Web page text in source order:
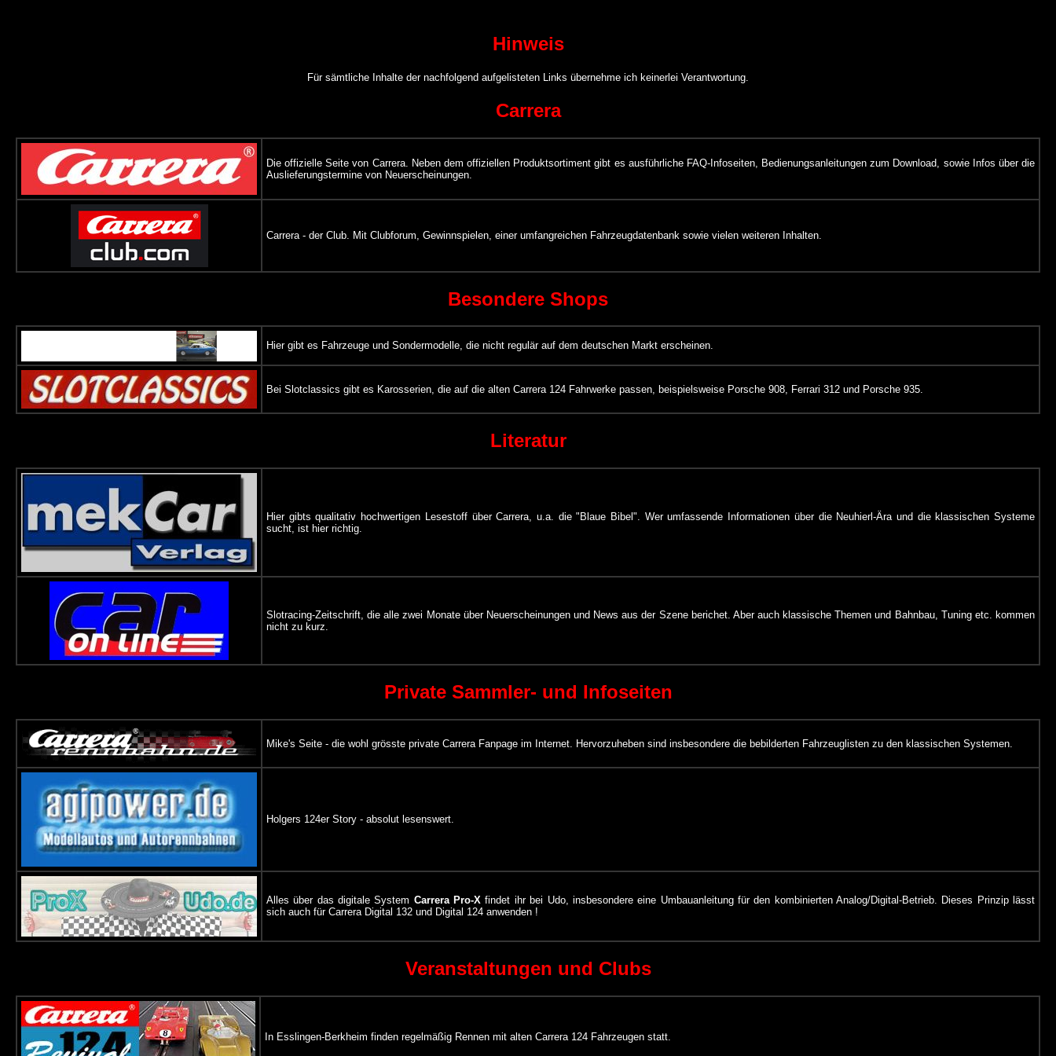
Hinweis
Für sämtliche Inhalte der nachfolgend aufgelisteten Links übernehme ich keinerlei Verantwortung.
Carrera
Die offizielle Seite von Carrera. Neben dem offiziellen Produktsortiment gibt es ausführliche FAQ-Infoseiten, Bedienungsanleitungen zum Download, sowie Infos über die
Auslieferungstermine von Neuerscheinungen.
Carrera - der Club. Mit Clubforum, Gewinnspielen, einer umfangreichen Fahrzeugdatenbank sowie vielen weiteren Inhalten.
Besondere Shops
Hier gibt es Fahrzeuge und Sondermodelle, die nicht regulär auf dem deutschen Markt erscheinen.
Bei Slotclassics gibt es Karosserien, die auf die alten Carrera 124 Fahrwerke passen, beispielsweise Porsche 908, Ferrari 312 und Porsche 935.
Literatur
Hier gibts qualitativ hochwertigen Lesestoff über Carrera, u.a. die "Blaue Bibel". Wer umfassende Informationen über die Neuhierl-Ära und die klassischen Systeme
sucht, ist hier richtig.
Slotracing-Zeitschrift, die alle zwei Monate über Neuerscheinungen und News aus der Szene berichet. Aber auch klassische Themen und Bahnbau, Tuning etc. kommen
nicht zu kurz.
Private Sammler- und Infoseiten
Mike's Seite - die wohl grösste private Carrera Fanpage im Internet. Hervorzuheben sind insbesondere die bebilderten Fahrzeuglisten zu den klassischen Systemen.
Holgers 124er Story - absolut lesenswert.
Alles über das digitale System Carrera Pro-X findet ihr bei Udo, insbesondere eine Umbauanleitung für den kombinierten Analog/Digital-Betrieb. Dieses Prinzip lässt
sich auch für Carrera Digital 132 und Digital 124 anwenden !
Veranstaltungen und Clubs
In Esslingen-Berkheim finden regelmäßig Rennen mit alten Carrera 124 Fahrzeugen statt.